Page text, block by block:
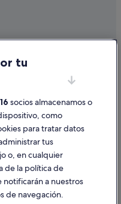
contenido
vacacional
tu
16 socios almacenamos o
como
para tratar datos
tus
o, en cualquier
de la política de
notificarán a nuestros
de navegación.